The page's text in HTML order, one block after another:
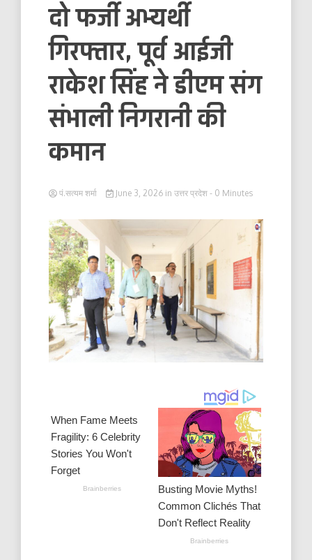
दो फर्जी अभ्यर्थी
गिरफ्तार, पूर्व आईजी
राकेश सिंह ने डीएम संग
संभाली निगरानी की
कमान
पं.सत्यम शर्मा June 3, 2026 in उत्तर प्रदेश - 0 Minutes